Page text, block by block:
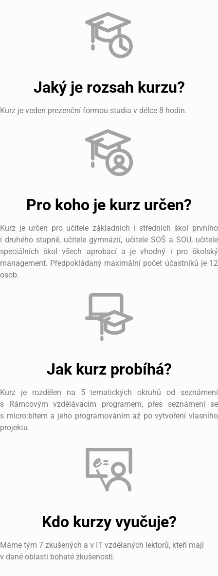
Jaký je rozsah kurzu?
Kurz je veden prezenční formou studia v délce 8 hodin.
Pro koho je kurz určen?
Kurz je určen pro učitele základních i středních škol prvního
i druhého stupně, učitele gymnázií, učitele SOŠ a SOU, učitele
speciálních škol všech aprobací a je vhodný i pro školský
management. Předpokládaný maximální počet účastníků je 12
osob.
Jak kurz probíhá?
Kurz je rozdělen na 5 tematických okruhů od seznámení
s Rámcovým vzdělávacím programem, přes seznámení se
s micro:bitem a jeho programováním až po vytvoření vlasního
projektu.
Kdo kurzy vyučuje?
Máme tým 7 zkušených a v IT vzdělaných lektorů, kteří mají
v dané oblasti bohaté zkušenosti.